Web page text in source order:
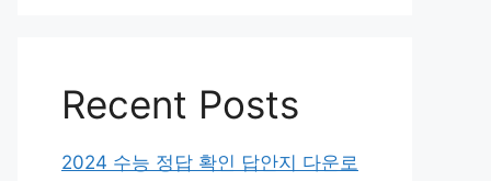
Recent Posts
2024 수능 정답 확인 답안지 다운로